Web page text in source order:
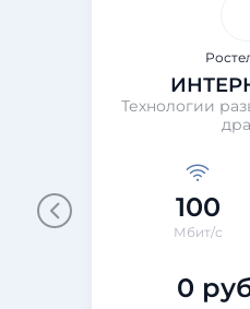
Технологии
100
Мбит/с
0